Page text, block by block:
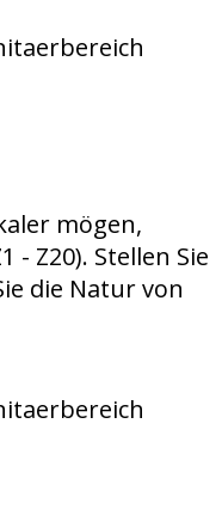
mögen,
- Z20). Stellen Sie
die Natur von